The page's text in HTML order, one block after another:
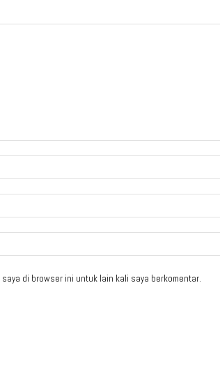
di browser ini untuk lain kali saya berkomentar.